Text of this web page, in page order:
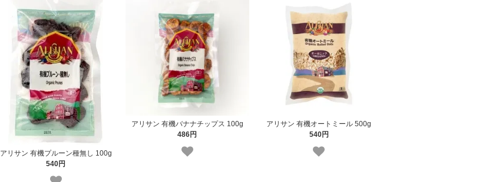
アリサン 有機プルーン種無し 100g
540円
アリサン 有機バナナチップス 100g
486円
アリサン 有機オートミール 500g
540円